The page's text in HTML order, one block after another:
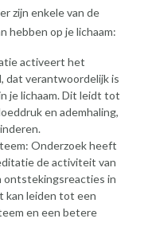
zijn enkele van de
hebben op je lichaam:
activeert het
dat verantwoordelijk is
je lichaam. Dit leidt tot
en ademhaling,
Onderzoek heeft
de activiteit van
ontstekingsreacties in
kan leiden tot een
en een betere